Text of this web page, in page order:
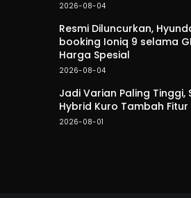
2026-08-04
Resmi Diluncurkan,
booking Ioniq 9 selama
Harga Spesial
2026-08-04
Jadi Varian Paling Tinggi,
Hybrid Kuro Tambah
2026-08-01